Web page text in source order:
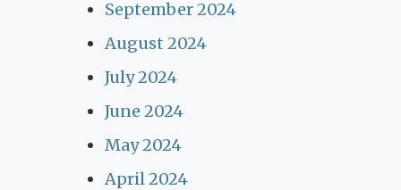
September 2024
August 2024
July 2024
June 2024
May 2024
April 2024